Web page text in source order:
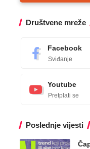
Društvene mreže
Facebook
Sviđanje
Youtube
Pretplati se
Poslednje vijesti